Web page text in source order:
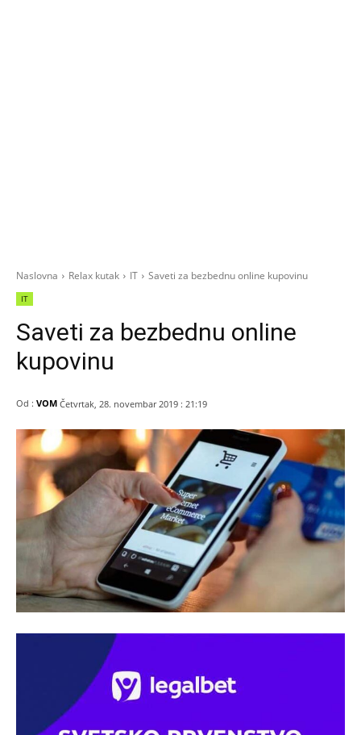
Naslovna Relax kutak IT Saveti za bezbednu online kupovinu
IT
Saveti za bezbednu online
kupovinu
Od : VOM Četvrtak, 28. novembar 2019 : 21:19